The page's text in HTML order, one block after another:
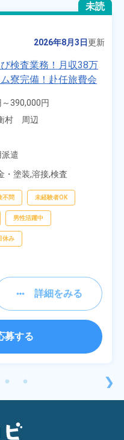
未読
2026年8月3日更新
検査業務！月収38万
寮完備！赴任旅費会
＆業績賞与あり！
あり！カップルでの
390,000円
円
村　周辺
遣
・塗装,溶接,検査
不問 未経験者OK
男性活躍中
休み
詳細をみる
募する
❯